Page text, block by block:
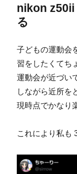
nikon z50ii
る
子どもの運動会
習をしたくてち
運動会が近づい
しながら近所を
現時点でかなり
これにより私も